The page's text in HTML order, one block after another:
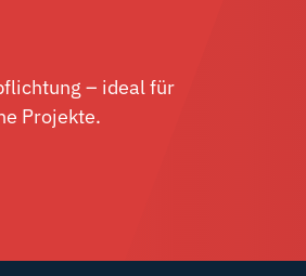
– ideal für
Projekte.